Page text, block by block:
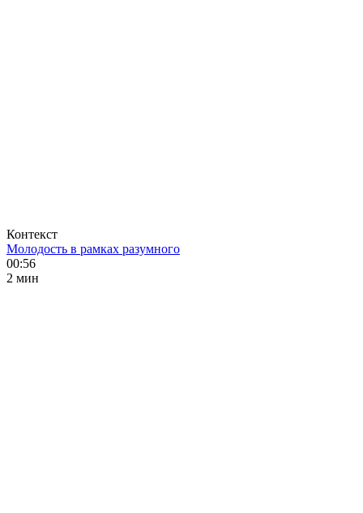
Контекст
Молодость в рамках разумного
00:56
2 мин